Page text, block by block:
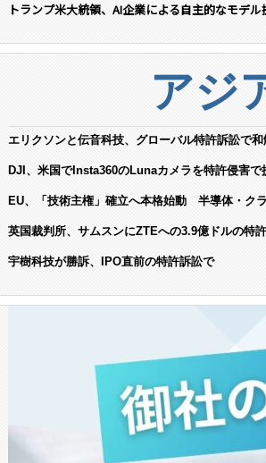
トランプ米大統領、AI企業による自主的なモデ
アジ
エリクソンと伝音科技、グローバル特許訴訟で和
DJI、米国でInsta360のLunaカメラを特許侵害
EU、「技術主権」確立へ本格始動 半導体・ク
英国裁判所、サムスンにZTEへの3.9億ドルの特
宇樹科技が勝訴、IPO直前の特許訴訟で